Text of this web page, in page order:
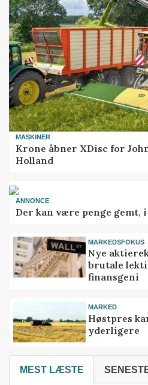
MASKINER
Krone åbner XDisc for
Holland
ANNONCE
Der kan være penge gemt,
MARKEDSFOKUS
Nye
brutale
finansgeni
MARKED
Høstpres
yderligere
MEST LÆSTE